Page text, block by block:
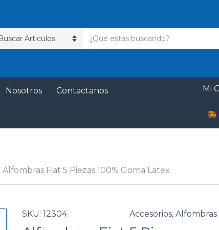
d
u
Nosotros Contactanos Mi
Alfombras Fiat 5 Piezas 100% Goma Latex
SKU: 12304 Accesorios, Alfombras